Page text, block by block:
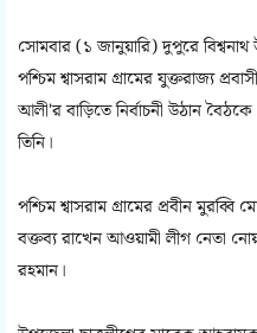
সোমবার (১ জানুয়ারি) দুপুরে
পশ্চিম শ্বাসরাম গ্রামের যুক্তরাজ্য
আলী'র বাড়িতে নির্বাচনী উঠান
তিনি।
পশ্চিম শ্বাসরাম গ্রামের প্রবীন
বক্তব্য রাখেন আওয়ামী লীগ নেতা
রহমান।